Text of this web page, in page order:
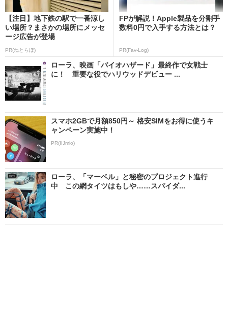
【注目】地下鉄の駅で一番涼し
い場所？まさかの場所にメッセ
ージ広告が登場
PR(ねとらぼ)
FPが解説！Apple製品を分割手
数料0円で入手する方法とは？
PR(Fav-Log)
ローラ、映画「バイオハザード」最終作で女戦士
に！ 重要な役でハリウッドデビュー ...
スマホ2GBで月額850円～ 格安SIMをお得に使うキ
ャンペーン実施中！
PR(IIJmio)
ローラ、「マーベル」と秘密のプロジェクト進行
中 この網タイツはもしや……スパイダ...